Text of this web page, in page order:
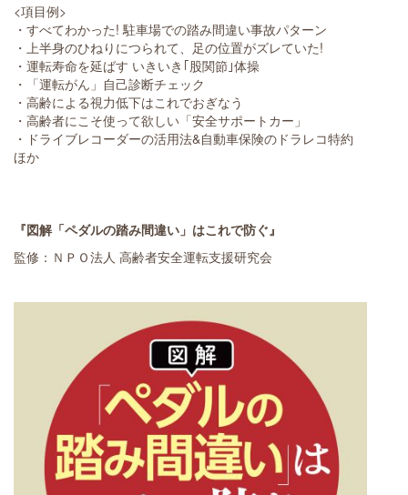
<項目例>
・すべてわかった! 駐車場での踏み間違い事故パターン
・上半身のひねりにつられて、足の位置がズレていた!
・運転寿命を延ばす いきいき｢股関節｣体操
・「運転がん」自己診断チェック
・高齢による視力低下はこれでおぎなう
・高齢者にこそ使って欲しい「安全サポートカー」
・ドライブレコーダーの活用法&自動車保険のドラレコ特約
ほか
『図解「ペダルの踏み間違い」はこれで防ぐ』
監修：ＮＰＯ法人 高齢者安全運転支援研究会